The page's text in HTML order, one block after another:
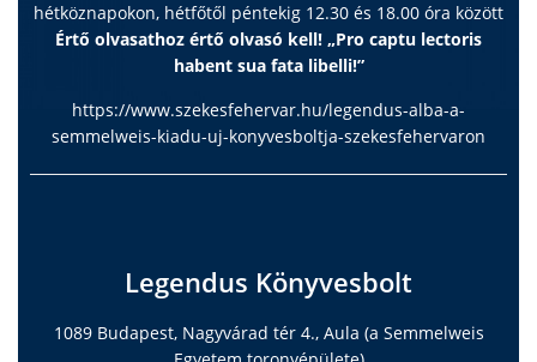
hétköznapokon, hétfőtől péntekig 12.30 és 18.00 óra között
Értő olvasathoz értő olvasó kell! „Pro captu lectoris
habent sua fata libelli!”
https://www.szekesfehervar.hu/legendus-alba-a-
semmelweis-kiadu-uj-konyvesboltja-szekesfehervaron
Legendus Könyvesbolt
1089 Budapest, Nagyvárad tér 4., Aula (a Semmelweis